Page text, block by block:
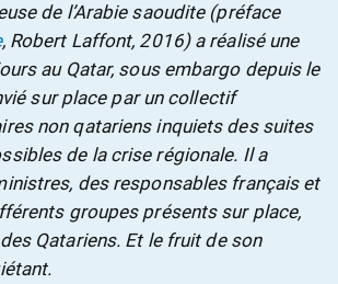
de l’Arabie saoudite (préface
, Robert Laffont, 2016) a réalisé une
au Qatar, sous embargo depuis le
sur place par un collectif
non qatariens inquiets des suites
de la crise régionale. Il a
des responsables français et
groupes présents sur place,
Qatariens. Et le fruit de son